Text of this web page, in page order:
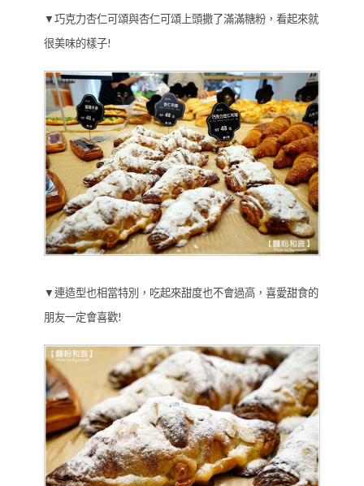
▼巧克力杏仁可頌與杏仁可頌上頭撒了滿滿糖粉，看起來就
很美味的樣子!
▼連造型也相當特別，吃起來甜度也不會過高，喜愛甜食的
朋友一定會喜歡!